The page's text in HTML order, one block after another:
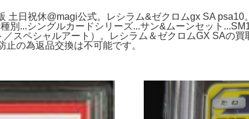
土日祝休@magi公式。レシラム&ゼクロムgx SA
別...シングルカードシリーズ...サン&ムーンセット
スペシャルアート）。レシラム＆ゼクロムGX SAの
の為返品交換は不可能です。